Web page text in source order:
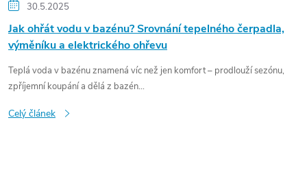
30.5.2025
Jak ohřát vodu v bazénu? Srovnání tepelného čerpadla,
výměníku a elektrického ohřevu
Teplá voda v bazénu znamená víc než jen komfort – prodlouží sezónu,
zpříjemní koupání a dělá z bazén...
Celý článek